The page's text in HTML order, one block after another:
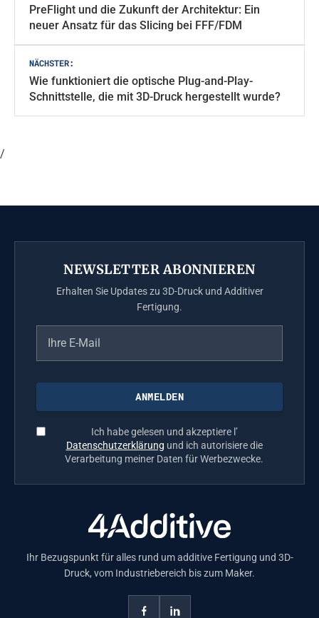
PreFlight und die Zukunft der Architektur: Ein
neuer Ansatz für das Slicing bei FFF/FDM
NÄCHSTER:
Wie funktioniert die optische Plug-and-Play-
Schnittstelle, die mit 3D-Druck hergestellt wurde?
/
NEWSLETTER ABONNIEREN
Erhalten Sie Updates zu 3D-Druck und Additiver
Fertigung.
Ich habe gelesen und akzeptiere l’
Datenschutzerklärung und ich autorisiere die
Verarbeitung meiner Daten für Werbezwecke.
Ihr Bezugspunkt für alles rund um additive Fertigung und 3D-
Druck, vom Industriebereich bis zum Maker.